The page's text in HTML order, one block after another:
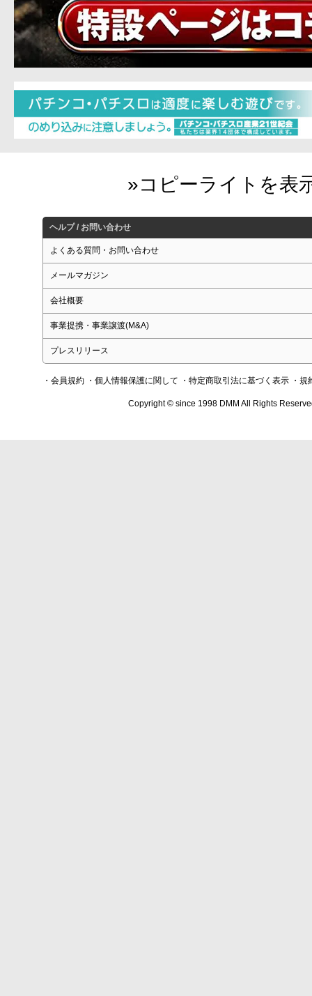
ヘルプ / お問い合わせ
よくある質問・お問い合わせ
メールマガジン
会社概要
事業提携・事業譲渡(M&A)
プレスリリース
・会員規約 ・個人情報保護に関して ・特定商取引法に基づく表示 ・規
Copyright © since 1998 DMM All Rights